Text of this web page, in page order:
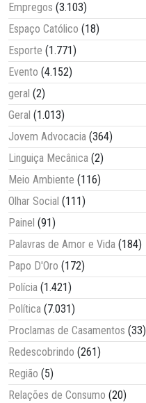
Empregos (3.103)
Espaço Católico (18)
Esporte (1.771)
Evento (4.152)
geral (2)
Geral (1.013)
Jovem Advocacia (364)
Linguiça Mecânica (2)
Meio Ambiente (116)
Olhar Social (111)
Painel (91)
Palavras de Amor e Vida (184)
Papo D'Oro (172)
Polícia (1.421)
Política (7.031)
Proclamas de Casamentos (33)
Redescobrindo (261)
Região (5)
Relações de Consumo (20)